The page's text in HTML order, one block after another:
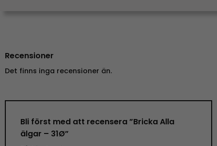
Recensioner
Det finns inga recensioner än.
Bli först med att recensera ”Bricka Alla
älgar – 31Ø”